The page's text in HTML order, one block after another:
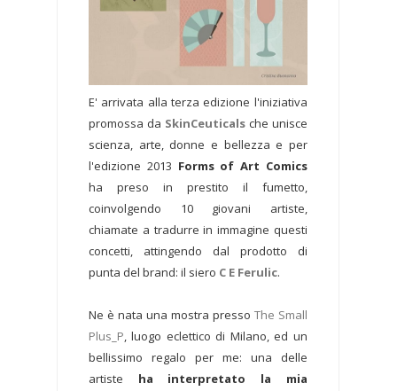
E' arrivata alla terza edizione l'iniziativa
promossa da SkinCeuticals che unisce
scienza, arte, donne e bellezza e per
l'edizione 2013 Forms of Art Comics
ha preso in prestito il fumetto,
coinvolgendo 10 giovani artiste,
chiamate a tradurre in immagine questi
concetti, attingendo dal prodotto di
punta del brand: il siero C E Ferulic.
Ne è nata una mostra presso The Small
Plus_P, luogo eclettico di Milano, ed un
bellissimo regalo per me: una delle
artiste ha interpretato la mia